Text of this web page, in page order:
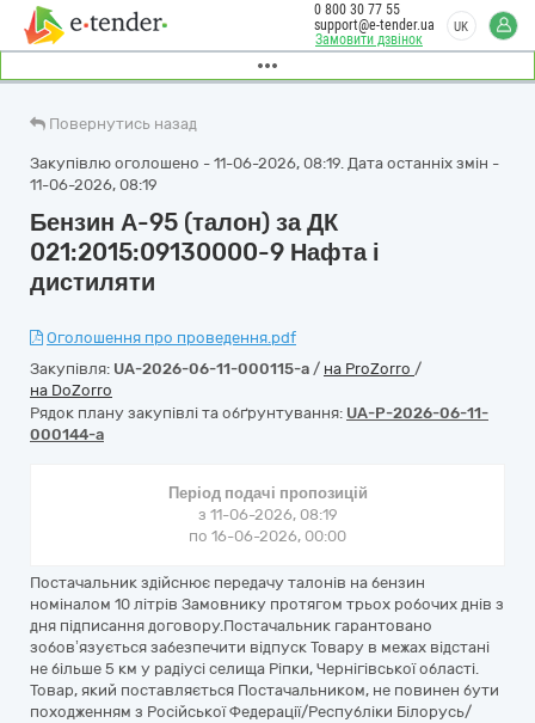
Замовити дзвінок
0 800 30 77 55
support@e-tender.ua
UK
Повернутись назад
Закупівлю оголошено - 11-06-2026, 08:19. Дата останніх змін -
11-06-2026, 08:19
Бензин А-95 (талон) за ДК
021:2015:09130000-9 Нафта і
дистиляти
Оголошення про проведення.pdf
Закупівля: UA-2026-06-11-000115-a / на ProZorro /
на DoZorro
Рядок плану закупівлі та обґрунтування: UA-P-2026-06-11-
000144-a
Період подачі пропозицій
з 11-06-2026, 08:19
по 16-06-2026, 00:00
Постачальник здійснює передачу талонів на бензин
номіналом 10 літрів Замовнику протягом трьох робочих днів з
дня підписання договору.Постачальник гарантовано
зобов’язується забезпечити відпуск Товару в межах відстані
не більше 5 км у радіусі селища Ріпки, Чернігівської області.
Товар, який поставляється Постачальником, не повинен бути
походженням з Російської Федерації/Республіки Білорусь/